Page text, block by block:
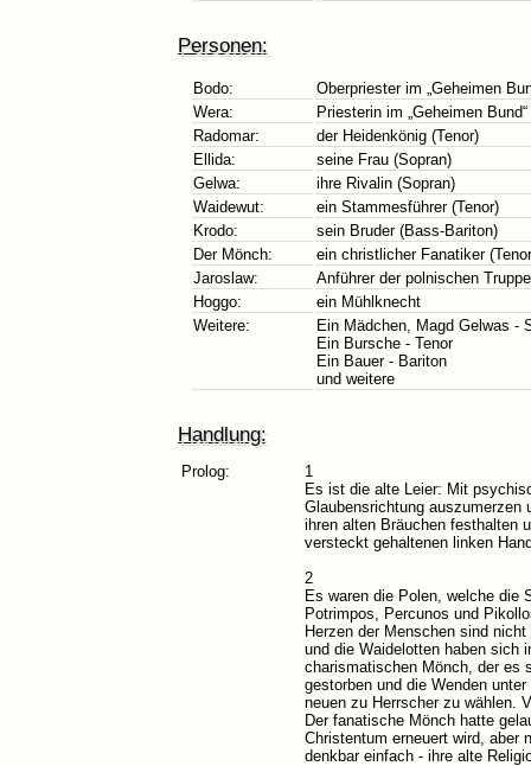
Personen:
Bodo:
Oberpriester im „Geheimen
Wera:
Priesterin im „Geheimen
Radomar:
der Heidenkönig (Tenor)
Ellida:
seine Frau (Sopran)
Gelwa:
ihre Rivalin (Sopran)
Waidewut:
ein Stammesführer (Tenor)
Krodo:
sein Bruder (Bass-Bariton)
Der Mönch:
ein christlicher Fanatiker
Jaroslaw:
Anführer der polnischen
Hoggo:
ein Mühlknecht
Weitere:
Ein Mädchen, Magd Gelwas -
Ein Bursche - Tenor
Ein Bauer - Bariton
und weitere
Handlung:
Prolog:
1
Es ist die alte Leier: Mit
Glaubensrichtung auszumerzen
ihren alten Bräuchen festhalten
versteckt gehaltenen linken
2
Es waren die Polen, welche die
Potrimpos, Percunos und
Herzen der Menschen sind
und die Waidelotten haben sich
charismatischen Mönch, der es
gestorben und die Wenden
neuen zu Herrscher zu wählen.
Der fanatische Mönch hatte
Christentum erneuert wird, aber
denkbar einfach - ihre alte